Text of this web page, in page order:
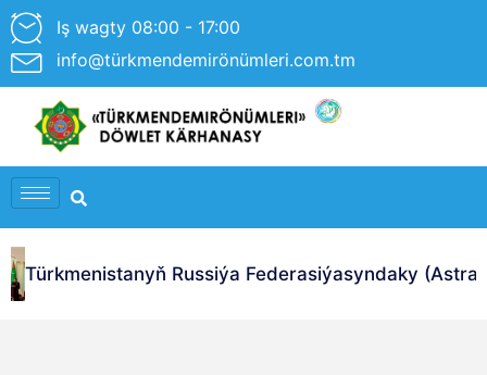
Iş wagty 08:00 - 17:00
info@türkmendemirönümleri.com.tm
Türkmenistanyň Russiýa Federasiýasyndaky